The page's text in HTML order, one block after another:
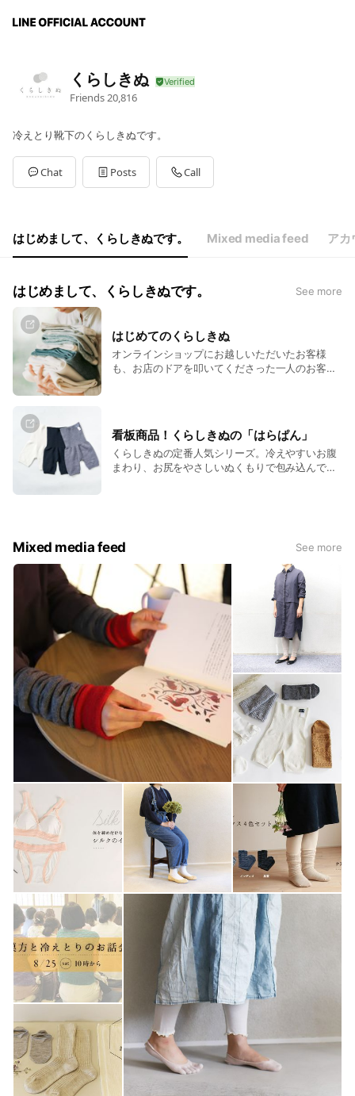
くらしきぬ
Friends 20,816
冷えとり靴下のくらしきぬです。
Chat Posts Call
はじめまして、くらしきぬです。 Mixed media feed アカ
はじめまして、くらしきぬです。 See more
はじめてのくらしきぬ
オンラインショップにお越しいただいたお客様
も、お店のドアを叩いてくださった一人のお客様
看板商品！くらしきぬの「はらぱん」
くらしきぬの定番人気シリーズ。冷えやすいお腹
まわり、お尻をやさしいぬくもりで包み込んでく
Mixed media feed See more